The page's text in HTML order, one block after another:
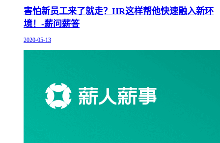
害怕新员工来了就走？HR这样帮他快速融入新环
境！-薪问薪答
2020-05-13